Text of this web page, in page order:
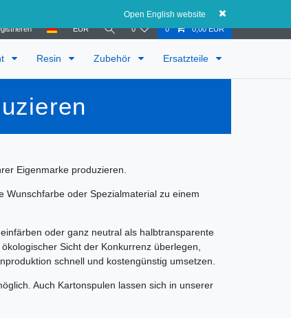
Open English website
EUR 0 0 0,00 EUR
Resin Zubehör Ersatzteile
Eigenmarke produzieren.
Wunschfarbe oder Spezialmaterial zu einem
oder ganz neutral als halbtransparente
Sicht der Konkurrenz überlegen,
schnell und kostengünstig umsetzen.
Auch Kartonspulen lassen sich in unserer